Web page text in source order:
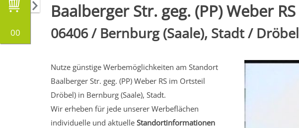
00
Baalberger Str. geg. (PP) Weber RS
06406 / Bernburg (Saale), Stadt / Dröbel
Nutze günstige Werbemöglichkeiten am Standort
Baalberger Str. geg. (PP) Weber RS im Ortsteil
Dröbel) in Bernburg (Saale), Stadt.
Wir erheben für jede unserer Werbeflächen
individuelle und aktuelle Standortinformationen